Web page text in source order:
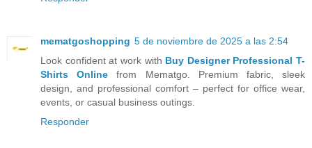
mematgoshopping 5 de noviembre de 2025 a las 2:54
Look confident at work with Buy Designer Professional T-
Shirts Online from Mematgo. Premium fabric, sleek
design, and professional comfort – perfect for office wear,
events, or casual business outings.
Responder